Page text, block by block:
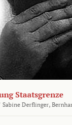
Staatsgrenze
Sabine Derflinger,